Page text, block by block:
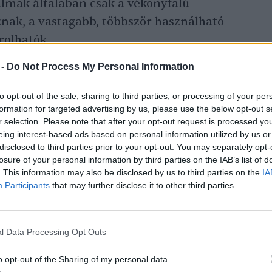
Do Not Process My Personal Information
opt-out of the sale, sharing to third parties, or processing of your
for targeted advertising by us, please use the below opt-out
selection. Please note that after your opt-out request is processed
interest-based ads based on personal information utilized by us
to third parties prior to your opt-out. You may separately
of your personal information by third parties on the IAB’s list of
This information may also be disclosed by us to third parties on the
Participants that may further disclose it to other third parties.
Data Processing Opt Outs
opt-out of the Sharing of my personal data.
általában csak a vékonyfalú
a vastagabb, többször használható
2002-ben bevezette a műanyag
a zacskók gyártásáért akár négy
eurós bírság is kiszabható. Az ehhez
és Ázsiában is gyakoriak.